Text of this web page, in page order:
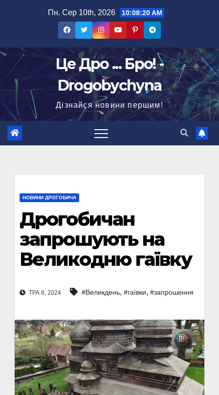
Пн. Сер 10th, 2026 10:08:21 AM
Це Дро ... Бро! -
Drogobychyna
Дізнайся новини першим!
НОВИНИ ДРОГОБИЧА
Дрогобичан
запрошують на
Великодню гаївку
ТРА 8, 2024 #Великдень, #гаївки, #запрошення